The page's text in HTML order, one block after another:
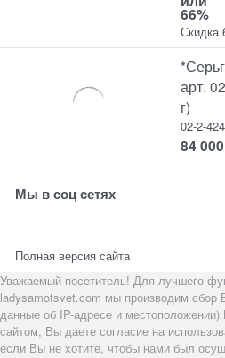
66%
Скидка
арт.
г)
02-2-
84 000
Мы в соц сетях
Полная версия сайта
Уважаемый посетитель! Для лучшего
ladysamotsvet.com мы производим сбор
данные об IP-адресе и
сайтом, Вы даете согласие на
если Вы не хотите, чтобы нами был